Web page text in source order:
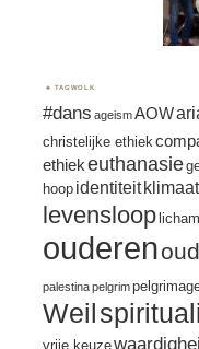
TAGWOLK
#dans ageismAOW
christelijke ethiek
ethiekeuthanasie
hoop identiteit
levensloop
ouderen
palestinapelgrim
Weil
vrije keuze